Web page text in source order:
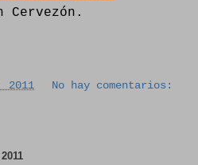
Cervezón.
2011 No hay comentarios: